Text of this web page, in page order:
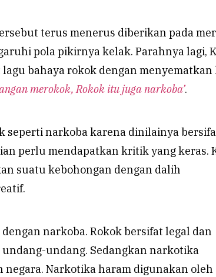
terus menerus diberikan pada
pola pikirnya kelak. Parahnya lagi,
bahaya rokok dengan
merokok, Rokok itu juga narkoba’.
seperti narkoba karena dinilainya
perlu mendapatkan kritik yang keras.
suatu kebohongan dengan dalih
narkoba. Rokok bersifat legal dan
undang. Sedangkan narkotika
Narkotika haram digunakan oleh